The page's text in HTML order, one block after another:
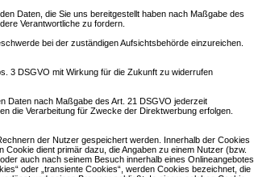
Daten, die Sie uns bereitgestellt haben nach Maßgabe des
Verantwortliche zu fordern.
bei der zuständigen Aufsichtsbehörde einzureichen.
3 DSGVO mit Wirkung für die Zukunft zu widerrufen
Daten nach Maßgabe des Art. 21 DSGVO jederzeit
die Verarbeitung für Zwecke der Direktwerbung erfolgen.
der Nutzer gespeichert werden. Innerhalb der Cookies
dient primär dazu, die Angaben zu einem Nutzer (bzw.
auch nach seinem Besuch innerhalb eines Onlineangebotes
oder „transiente Cookies“, werden Cookies bezeichnet, die